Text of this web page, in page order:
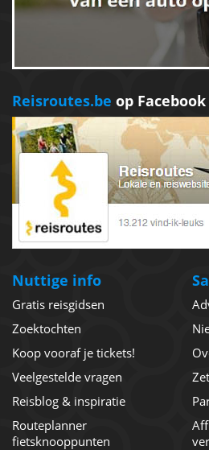
Reisroutes.be op Facebook
Nuttige info
Gratis reisgidsen
Zoektochten
Koop vooraf je tickets!
Veelgestelde vragen
Reisblog & inspiratie
Routeplanner
fietsknooppunten